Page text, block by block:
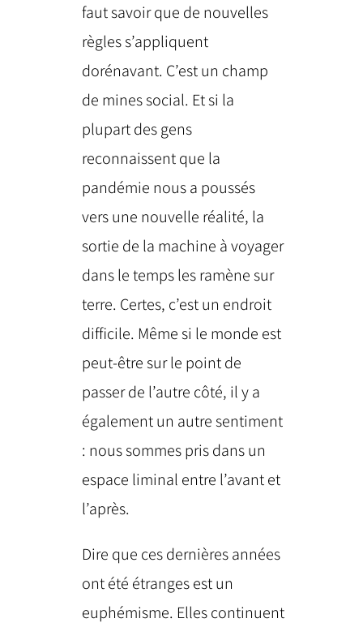
faut savoir que de nouvelles
règles s’appliquent
dorénavant. C’est un champ
de mines social. Et si la
plupart des gens
reconnaissent que la
pandémie nous a poussés
vers une nouvelle réalité, la
sortie de la machine à voyager
dans le temps les ramène sur
terre. Certes, c’est un endroit
difficile. Même si le monde est
peut-être sur le point de
passer de l’autre côté, il y a
également un autre sentiment
: nous sommes pris dans un
espace liminal entre l’avant et
l’après.
Dire que ces dernières années
ont été étranges est un
euphémisme. Elles continuent